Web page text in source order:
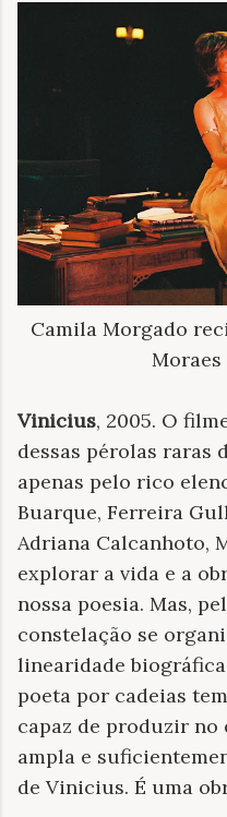
Camila Morgado
Moraes
Vinicius, 2005. O
dessas pérolas raras
apenas pelo rico
Buarque, Ferreira
Adriana Calcanhoto,
explorar a vida e a
nossa poesia. Mas,
constelação se
linearidade
poeta por cadeias
capaz de produzir no
ampla e
de Vinicius. É uma